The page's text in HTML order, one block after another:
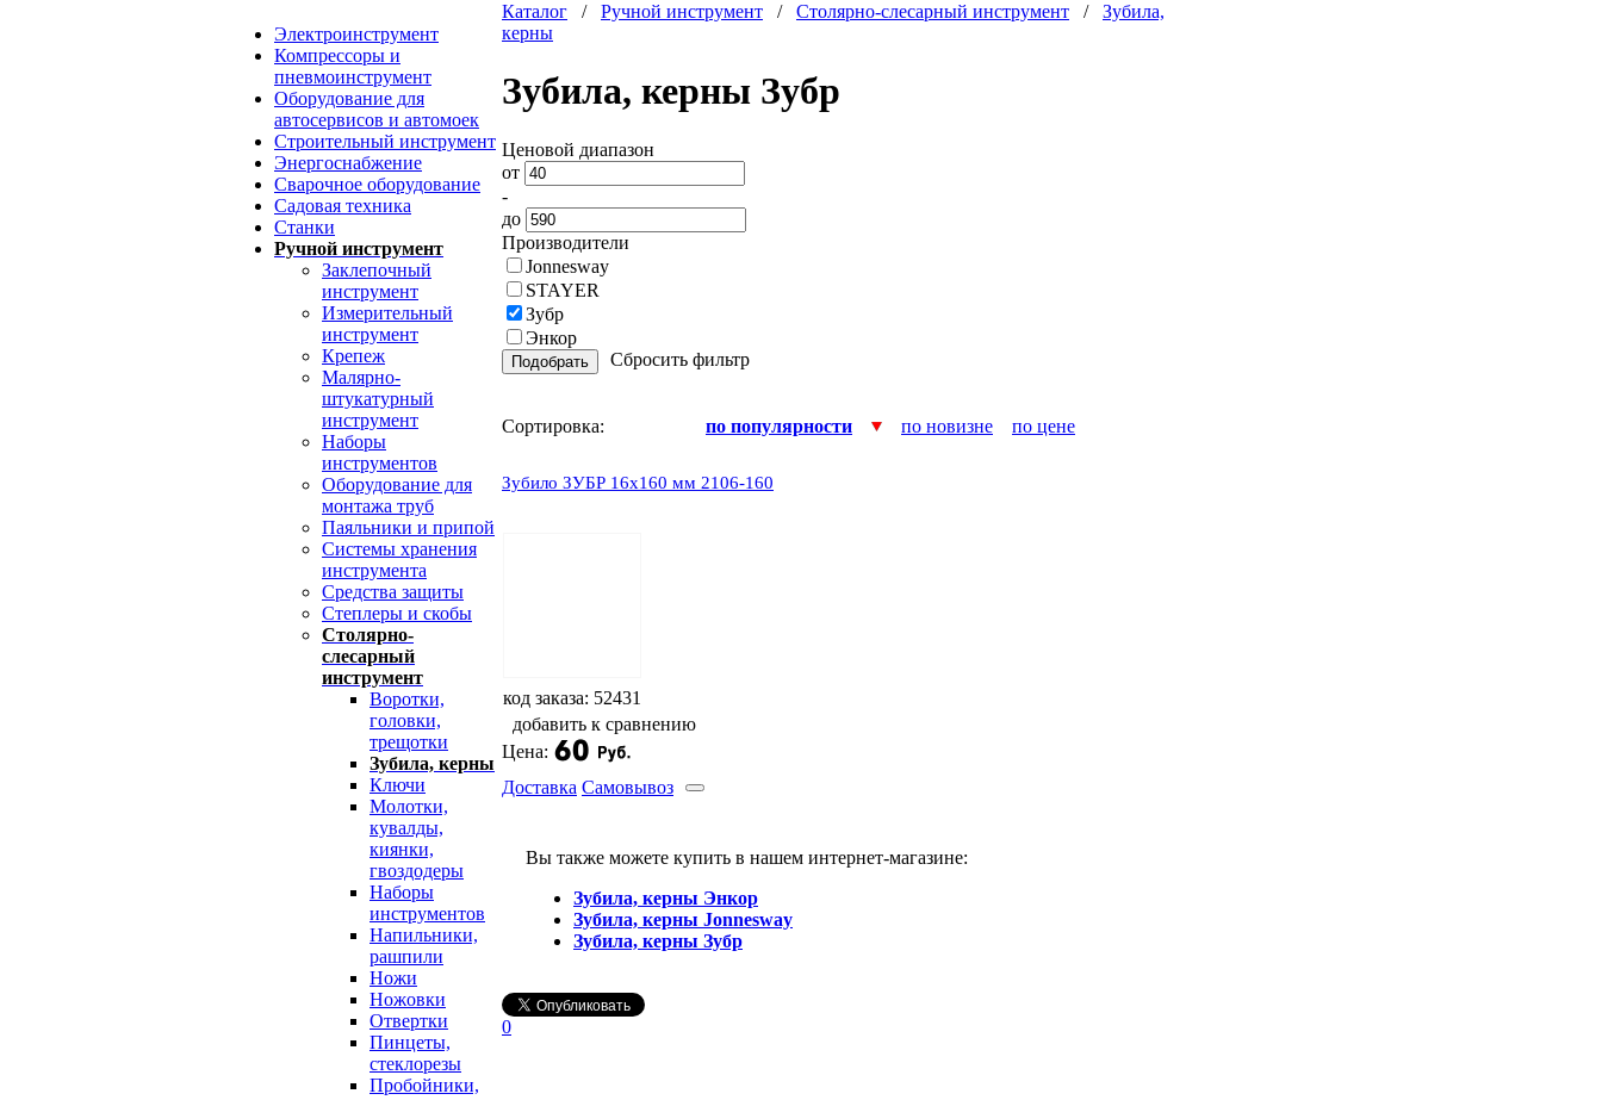
Электроинструмент
Компрессоры и
пневмоинструмент
Оборудование для
автосервисов и автомоек
Строительный инструмент
Энергоснабжение
Сварочное оборудование
Садовая техника
Станки
Ручной инструмент
Заклепочный
инструмент
Измерительный
инструмент
Крепеж
Малярно-
штукатурный
инструмент
Наборы
инструментов
Оборудование для
монтажа труб
Паяльники и припой
Системы хранения
инструмента
Средства защиты
Степлеры и скобы
Столярно-
слесарный
инструмент
Воротки,
головки,
трещотки
Зубила, керны
Ключи
Молотки,
кувалды,
киянки,
гвоздодеры
Наборы
инструментов
Напильники,
рашпили
Ножи
Ножовки
Отвертки
Пинцеты,
стеклорезы
Пробойники,
Каталог / Ручной инструмент / Столярно-слесарный инструмент / Зубила,
керны
Зубила, керны Зубр
Ценовой диапазон
от
-
до
Производители
Jonnesway
STAYER
Зубр
Энкор
Сбросить фильтр
Сортировка: по популярности по новизне по цене
Зубило ЗУБР 16x160 мм 2106-160
код заказа: 52431
добавить к сравнению
Цена:
Доставка Самовывоз
Вы также можете купить в нашем интернет-магазине:
Зубила, керны Энкор
Зубила, керны Jonnesway
Зубила, керны Зубр
0